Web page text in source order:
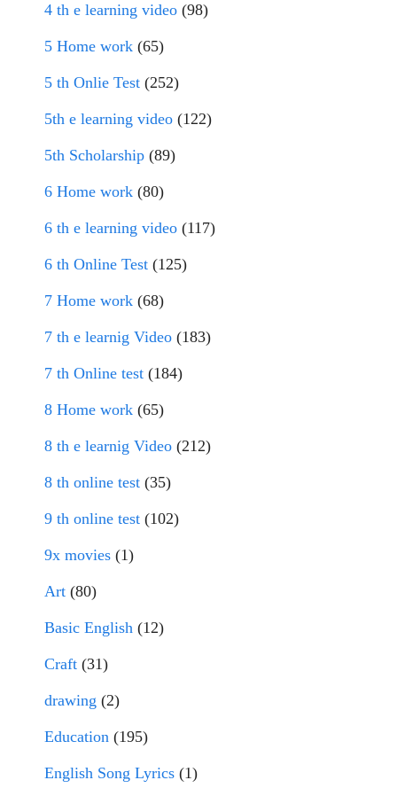
4 th e learning video (98)
5 Home work (65)
5 th Onlie Test (252)
5th e learning video (122)
5th Scholarship (89)
6 Home work (80)
6 th e learning video (117)
6 th Online Test (125)
7 Home work (68)
7 th e learnig Video (183)
7 th Online test (184)
8 Home work (65)
8 th e learnig Video (212)
8 th online test (35)
9 th online test (102)
9x movies (1)
Art (80)
Basic English (12)
Craft (31)
drawing (2)
Education (195)
English Song Lyrics (1)